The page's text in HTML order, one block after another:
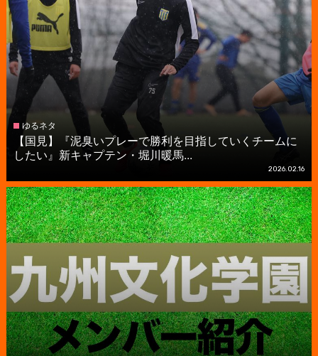
ゆるネタ
【国見】『泥臭いプレーで勝利を目指していくチームに
したい』新キャプテン・堀川暖馬...
2026.02.16